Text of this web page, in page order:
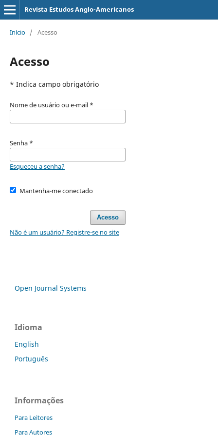
Revista Estudos Anglo-Americanos
Início / Acesso
Acesso
* Indica campo obrigatório
Nome de usuário ou e-mail *
Senha *
Esqueceu a senha?
Mantenha-me conectado
Acesso
Não é um usuário? Registre-se no site
Open Journal Systems
Idioma
English
Português
Informações
Para Leitores
Para Autores